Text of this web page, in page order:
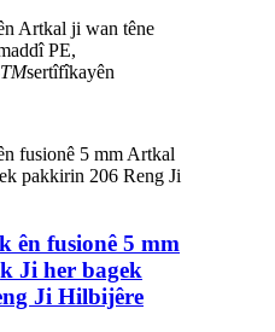
Artkal ji wan têne
PE,
sertîfîkayên
ên fusionê 5 mm
Ji her bagek
Ji Hilbijêre